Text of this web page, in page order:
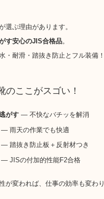
選ぶ理由があります。
す安心のJIS合格品。
・耐滑・踏抜き防止とフル装備！
のここがスゴい！
がす ― 不快なバチッを解消
― 雨天の作業でも快適
踏抜き防止板＋反射材つき
― JISの付加的性能F2合格
が変われば、仕事の効率も変わり